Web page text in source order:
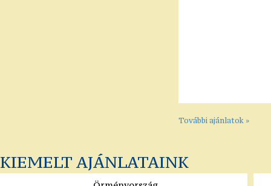
További ajánlatok »
KIEMELT AJÁNLATAINK